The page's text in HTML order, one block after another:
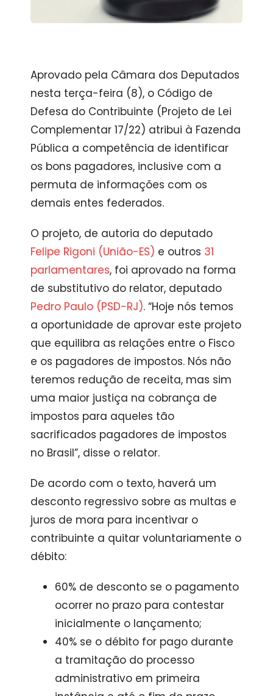
Aprovado pela Câmara dos Deputados
nesta terça-feira (8), o Código de
Defesa do Contribuinte (Projeto de Lei
Complementar 17/22) atribui à Fazenda
Pública a competência de identificar
os bons pagadores, inclusive com a
permuta de informações com os
demais entes federados.
O projeto, de autoria do deputado
Felipe Rigoni (União-ES) e outros 31
parlamentares, foi aprovado na forma
de substitutivodo relator, deputado
Pedro Paulo (PSD-RJ). “Hoje nós temos
a oportunidade de aprovar este projeto
que equilibra as relações entre o Fisco
e os pagadores de impostos. Nós não
teremos redução de receita, mas sim
uma maior justiça na cobrança de
impostos para aqueles tão
sacrificados pagadores de impostos
no Brasil”, disse o relator.
De acordo com o texto, haverá um
desconto regressivo sobre as multas e
juros de mora para incentivar o
contribuinte a quitar voluntariamente o
débito:
60% de desconto se o pagamento
ocorrer no prazo para contestar
inicialmente o lançamento;
40% se o débito for pago durante
a tramitação do processo
administrativo em primeira